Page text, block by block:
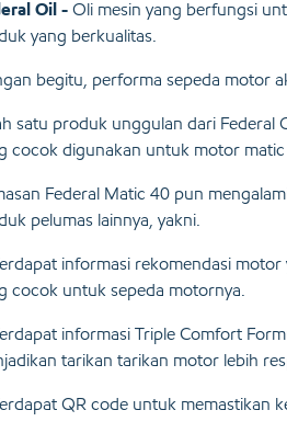
Oil - Oli mesin yang berfungsi
yang berkualitas.
begitu, performa sepeda motor
satu produk unggulan dari Federal
cocok digunakan untuk motor
Federal Matic 40 pun
pelumas lainnya, yakni.
informasi rekomendasi
cocok untuk sepeda motornya.
informasi Triple Comfort
tarikan tarikan motor lebih
QR code untuk memastikan